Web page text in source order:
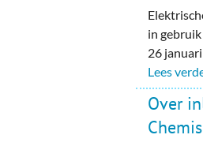
in
26
Lees
Over